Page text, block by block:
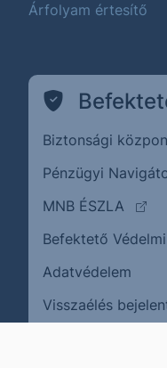
Árfolyam értesítő
Biztonsági
Pénzügyi
MNB ÉSZLA
Befektető
Adatvédelem
Visszaélés